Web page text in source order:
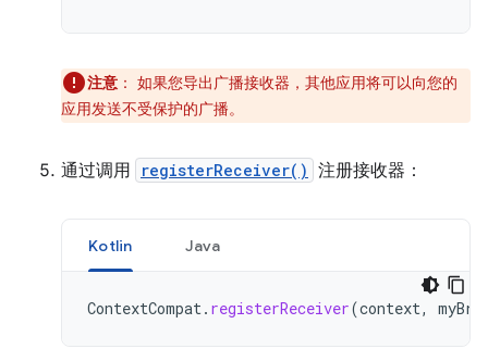
注意 ： 如果您导出广播接收器，其他应用将可以向您的
应用发送不受保护的广播。
通过调用 registerReceiver() 注册接收器：
Kotlin Java
ContextCompat. registerReceiver(context,